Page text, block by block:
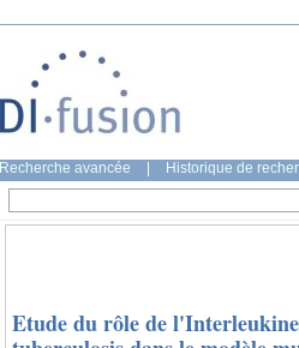
Recherche avancée Historique de
Etude du rôle de